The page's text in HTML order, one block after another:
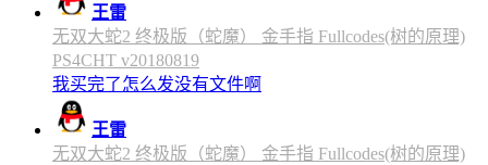
王雷
无双大蛇2 终极版（蛇魔） 金手指 Fullcodes(树的原理)
PS4CHT v20180819
我买完了怎么发没有文件啊
王雷
无双大蛇2 终极版（蛇魔） 金手指 Fullcodes(树的原理)